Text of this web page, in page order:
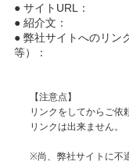
● サイトURL：
● 紹介文：
● 弊社サイトへのリン
等）：
【注意点】
リンクをしてからご依
リンクは出来ません。
※尚、弊社サイトに不